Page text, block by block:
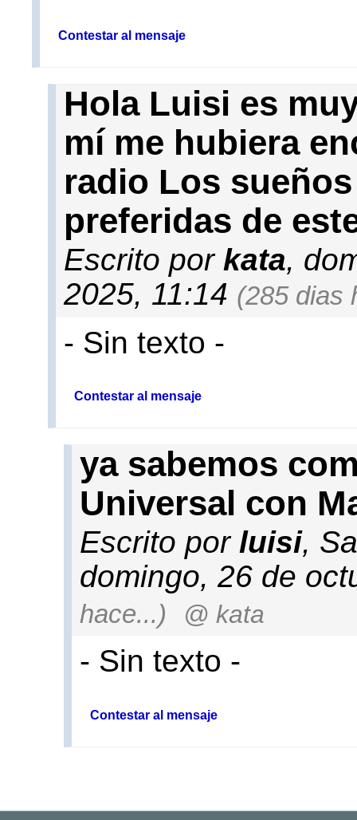
Contestar al mensaje
Hola Luisi es
mí me hubiera
radio Los
preferidas de
Escrito por kata,
2025, 11:14 (285 dias
- Sin texto -
Contestar al mensaje
ya sabemos
Universal con
Escrito por luisi,
domingo, 26 de
hace...) @ kata
- Sin texto -
Contestar al mensaje